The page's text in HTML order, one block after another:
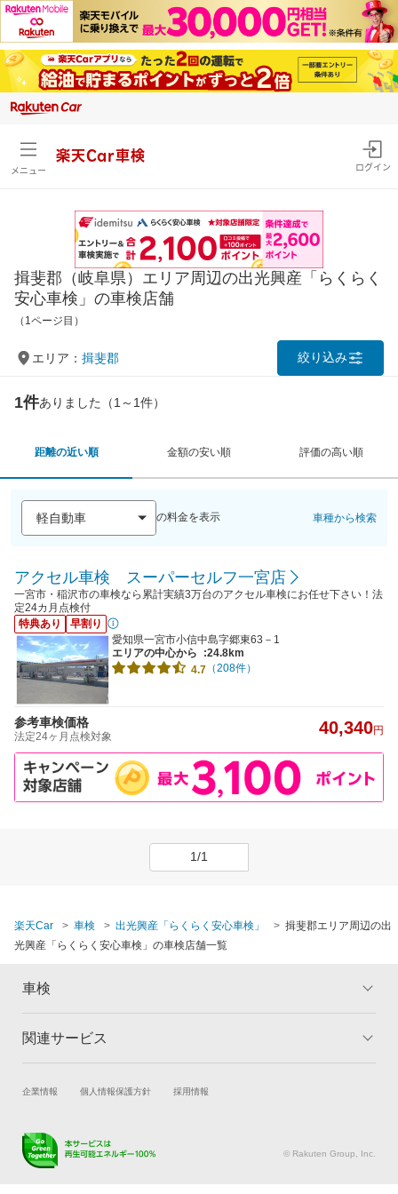
メニュー
楽天Car車検
ログイン
揖斐郡（岐阜県）エリア周辺の出光興産「らくらく
安心車検」の車検店舗
（1ページ目）
エリア： 揖斐郡 絞り込み
1件ありました（1～1件）
距離の近い順 金額の安い順 評価の高い順
の料金を表示 車種から検索
アクセル車検 スーパーセルフ一宮店
一宮市・稲沢市の車検なら累計実績3万台のアクセル車検にお任せ下さい！法
定24カ月点検付
特典あり
早割り
愛知県一宮市小信中島字郷東63－1
エリアの中心から
:24.8km
4.7 （208件）
参考車検価格
法定24ヶ月点検対象 40,340円
1/1
楽天Car 車検 出光興産「らくらく安心車検」
揖斐郡エリア周辺の出
光興産「らくらく安心車検」の車検店舗一覧
車検
トップ
車検の基礎知識 キャンペーン一覧
関連サービス
試乗・商談 新車購入
キズ修理予約
メンテナンス管理
企業情報 個人情報保護方針 採用情報
© Rakuten Group, Inc.